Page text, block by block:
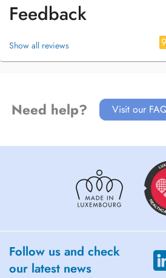
Feedback
Show all reviews
Need help? Visit our
Follow us and check
our latest news